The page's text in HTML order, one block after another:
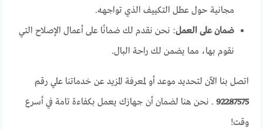
مجانية حول عطل التكييف الذي تواجهه.
ضمان على العمل: نحن نقدم لك ضمانًا على أعمال الإصلاح التي
نقوم بها، مما يضمن لك راحة البال.
اتصل بنا الآن لتحديد موعد أو لمعرفة المزيد عن خدماتنا علي رقم
92287575 . نحن هنا لضمان أن جهازك يعمل بكفاءة تامة في أسرع
وقت!